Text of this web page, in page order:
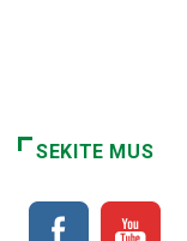
SEKITE MUS